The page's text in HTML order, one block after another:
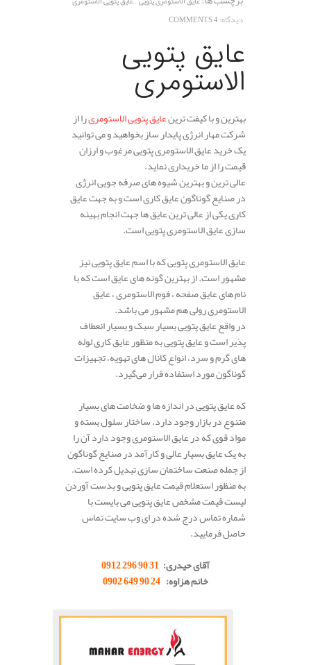
دیدگاه:4 COMMENTS
عایق پتویی
الاستومری
بهترین و با کیفت ترینعایق پتویی الاستومریرا از
شرکت مهار انرژی پایدار ساز بخواهید و می توانید
یک خرید عایق الاستومری پتویی مرغوب و ارزان
قیمت را از ما خریداری نماید.
عالی ترین و بهترین شیوه های صرفه جویی انرژی
در صنایع گوناگون عایق کاری است و به جهت عایق
کاری یکی از عالی ترین عایق ها جهت انجام بهینه
سازی عایق الاستومری پتویی است.
عایق الاستومری پتویی که با اسم عایق پتویی نیز
مشهور است. از بهترین گونه های عایق است که با
نام های عایق صفحه ، فوم الاستومری ، عایق
الاستومری رولی هم مشهور می باشد.
در واقع عایق پتویی بسیار سبک و بسیار انعطاف
پذیر است و عایق پتویی به منظور عایق کاری لوله
های گرم و سرد، انواع کانال های تهویه، تجهیزات
گوناگون مورد استفاده قرار می‌گیرد.
که عایق پتویی در اندازه ها و ضخامت های بسیار
متنوع در بازار وجود دارد. ساختار سلول بسته و
مواد قوی که در عایق الاستومری وجود دارد آن را
به یک عایق بسیار عالی و کارآمد در صنایع گوناگون
از جمله صنعت ساختمان سازی تبدیل کرده است.
به منظور استعلام قیمت عایق پتویی و بدست آوردن
لیست قیمت مشخص عایق پتویی می بایست با
شماره تماس درج شده در ای وب سایت تماس
حاصل فرمایید.
آقای حیدری: 31 90 296 0912
خانم هزاوه: 24 90 649 0902